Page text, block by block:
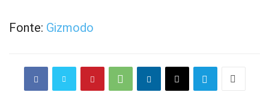
Fonte: Gizmodo